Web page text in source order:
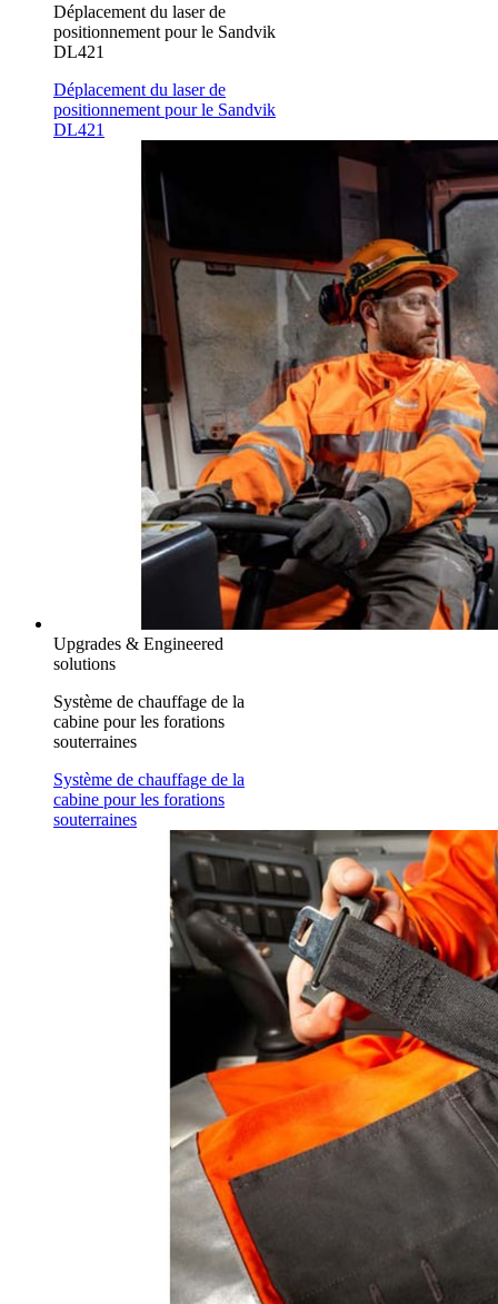
Déplacement du laser de
positionnement pour le Sandvik
DL421
Déplacement du laser de
positionnement pour le Sandvik
DL421
Upgrades & Engineered
solutions
Système de chauffage de la
cabine pour les forations
souterraines
Système de chauffage de la
cabine pour les forations
souterraines